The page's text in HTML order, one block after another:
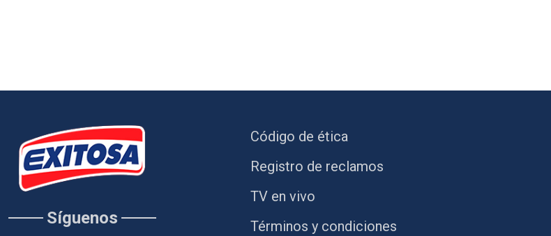
Síguenos
Código de ética
Registro de reclamos
TV en vivo
Términos y condiciones